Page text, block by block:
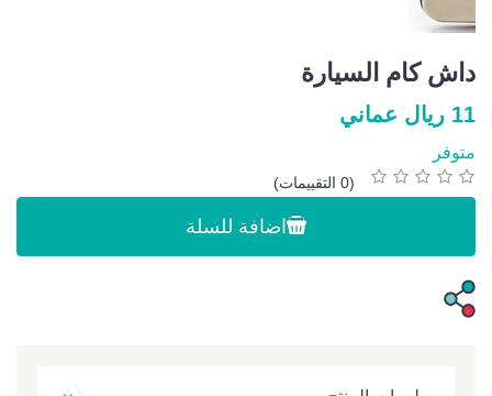
داش كام السيارة
11 ريال عماني
متوفر
(0 التقييمات)
اضافة للسلة